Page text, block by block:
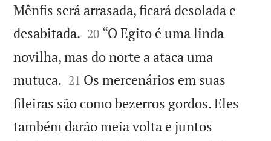
Mênfis será arrasada, ficará desolada e
desabitada. 

20 “O Egito é uma linda
novilha, mas do norte a ataca uma
mutuca. 

21 Os mercenários em suas
fileiras são como bezerros gordos. Eles
também darão meia volta e juntos